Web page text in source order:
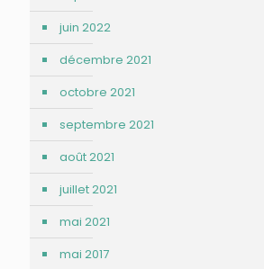
juin 2022
décembre 2021
octobre 2021
septembre 2021
août 2021
juillet 2021
mai 2021
mai 2017